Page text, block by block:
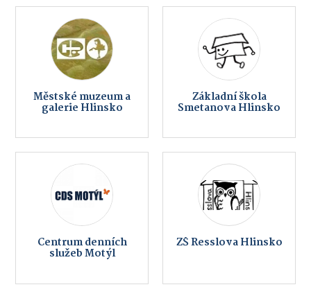
Městské muzeum a
galerie Hlinsko
Základní škola
Smetanova Hlinsko
Centrum denních
služeb Motýl
ZŠ Resslova Hlinsko